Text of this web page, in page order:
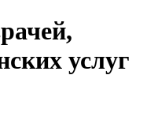
услуг